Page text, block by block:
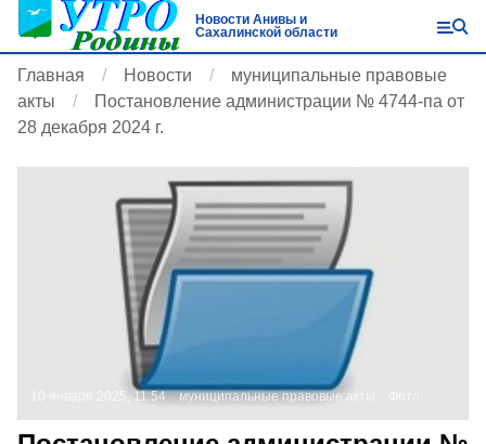
Новости Анивы и
Сахалинской области
Главная Новости
муниципальные правовые
акты
Постановление администрации № 4744-па от
28 декабря 2024 г.
10 января 2025, 11:54 муниципальные правовые акты